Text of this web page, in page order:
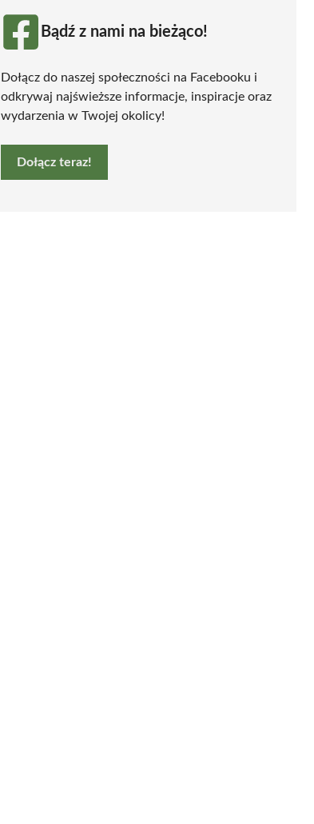
Bądź z nami na bieżąco!
Dołącz do naszej społeczności na Facebooku i
odkrywaj najświeższe informacje, inspiracje oraz
wydarzenia w Twojej okolicy!
Dołącz teraz!